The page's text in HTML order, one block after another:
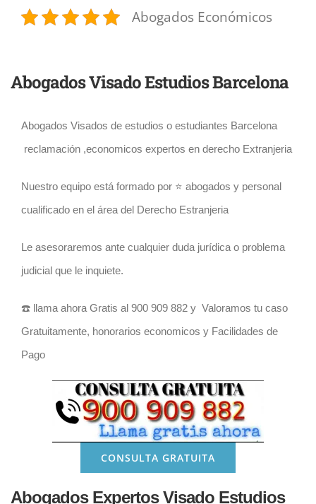
Abogados Económicos
Abogados Visado Estudios Barcelona
Abogados Visados de estudios o estudiantes Barcelona
reclamación ,economicos expertos en derecho Extranjeria
Nuestro equipo está formado por ⭐️ abogados y personal
cualificado en el área del Derecho Estranjeria
Le asesoraremos ante cualquier duda jurídica o problema
judicial que le inquiete.
☎️ llama ahora Gratis al 900 909 882 y Valoramos tu caso
Gratuitamente, honorarios economicos y Facilidades de
Pago
CONSULTA GRATUITA
Abogados Expertos Visado Estudios